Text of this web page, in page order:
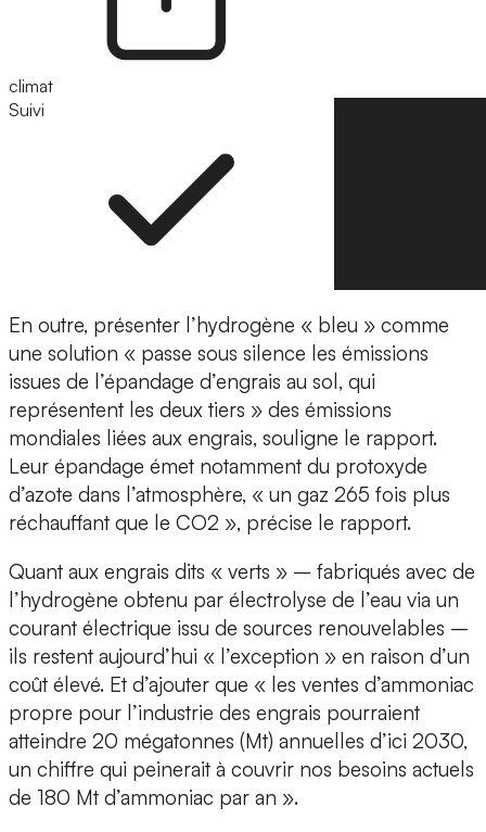
climat
Suivi
En outre, présenter l’hydrogène « bleu » comme
une solution « passe sous silence les émissions
issues de l’épandage d’engrais au sol, qui
représentent les deux tiers » des émissions
mondiales liées aux engrais, souligne le rapport.
Leur épandage émet notamment du protoxyde
d’azote dans l’atmosphère, « un gaz 265 fois plus
réchauffant que le CO2 », précise le rapport.
Quant aux engrais dits « verts » – fabriqués avec de
l’hydrogène obtenu par électrolyse de l’eau via un
courant électrique issu de sources renouvelables –
ils restent aujourd’hui « l’exception » en raison d’un
coût élevé. Et d’ajouter que « les ventes d’ammoniac
propre pour l’industrie des engrais pourraient
atteindre 20 mégatonnes (Mt) annuelles d’ici 2030,
un chiffre qui peinerait à couvrir nos besoins actuels
de 180 Mt d’ammoniac par an ».